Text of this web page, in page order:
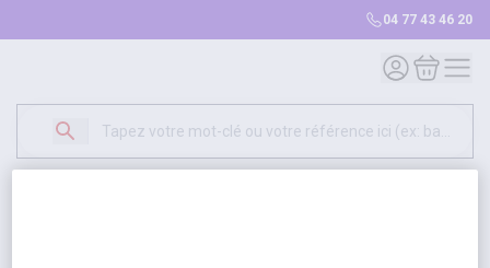
04 77 43 46 20
Mon compte
Mon